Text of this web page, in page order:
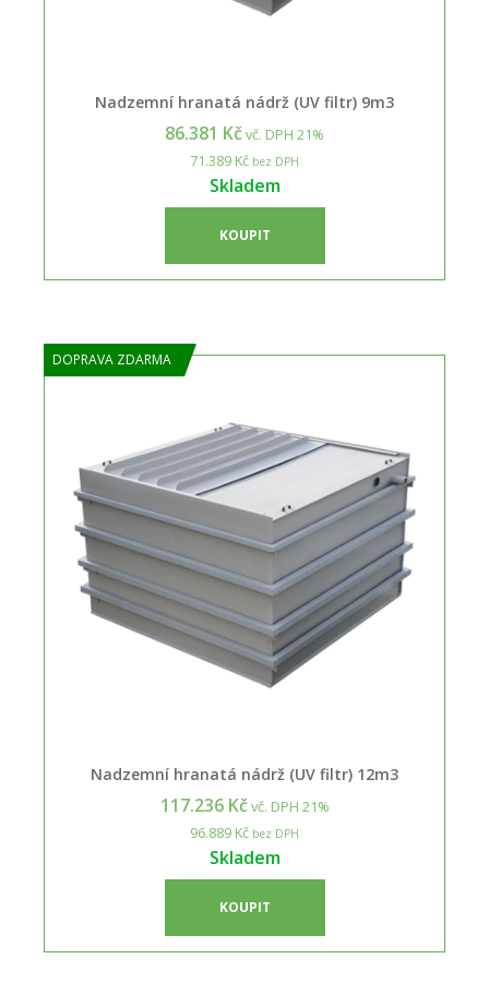
Nadzemní hranatá nádrž (UV filtr) 9m3
86.381 Kčvč. DPH 21%
71.389 Kč bez DPH
Skladem
KOUPIT
DOPRAVA ZDARMA
Nadzemní hranatá nádrž (UV filtr) 12m3
117.236 Kčvč. DPH 21%
96.889 Kč bez DPH
Skladem
KOUPIT